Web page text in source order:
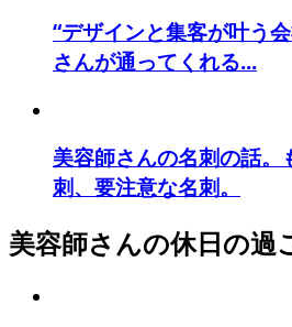
“デザインと集客が叶う
さんが通ってくれる...
美容師さんの名刺の話。
刺、要注意な名刺。
美容師さんの休日の過